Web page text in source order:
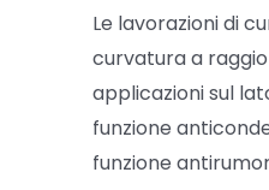
Le lavorazioni di
curvatura a
applicazioni sul
funzione
funzione